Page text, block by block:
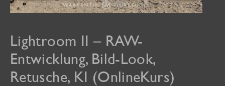
Lightroom II – RAW-
Entwicklung, Bild-Look,
Retusche, KI (OnlineKurs)